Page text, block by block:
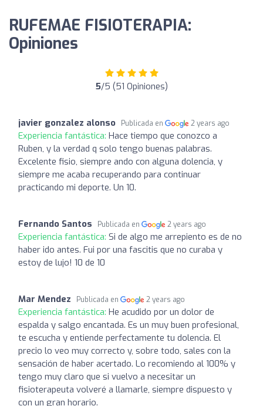
RUFEMAE FISIOTERAPIA:
Opiniones
5/5 (51 Opiniones)
javier gonzalez alonso Publicada en 2 years ago
Experiencia fantástica: Hace tiempo que conozco a
Ruben, y la verdad q solo tengo buenas palabras.
Excelente fisio, siempre ando con alguna dolencia, y
siempre me acaba recuperando para continuar
practicando mi deporte. Un 10.
Fernando Santos Publicada en 2 years ago
Experiencia fantástica: Si de algo me arrepiento es de no
haber ido antes. Fui por una fascitis que no curaba y
estoy de lujo! 10 de 10
Mar Mendez Publicada en 2 years ago
Experiencia fantástica: He acudido por un dolor de
espalda y salgo encantada. Es un muy buen profesional,
te escucha y entiende perfectamente tu dolencia. El
precio lo veo muy correcto y, sobre todo, sales con la
sensación de haber acertado. Lo recomiendo al 100% y
tengo muy claro que si vuelvo a necesitar un
fisioterapeuta volveré a llamarle, siempre dispuesto y
con un gran horario.